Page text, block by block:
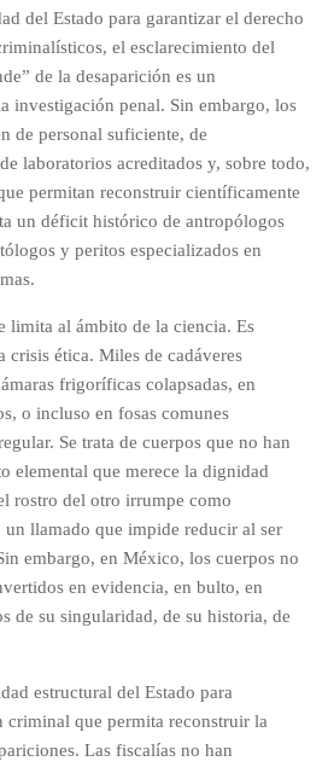
del Estado para garantizar el derecho
el esclarecimiento del
de la desaparición es un
investigación penal. Sin embargo, los
de personal suficiente, de
laboratorios acreditados y, sobre todo,
permitan reconstruir científicamente
un déficit histórico de antropólogos
y peritos especializados en
limita al ámbito de la ciencia. Es
crisis ética. Miles de cadáveres
frigoríficas colapsadas, en
o incluso en fosas comunes
Se trata de cuerpos que no han
elemental que merece la dignidad
rostro del otro irrumpe como
llamado que impide reducir al ser
embargo, en México, los cuerpos no
en evidencia, en bulto, en
de su singularidad, de su historia, de
estructural del Estado para
criminal que permita reconstruir la
Las fiscalías no han